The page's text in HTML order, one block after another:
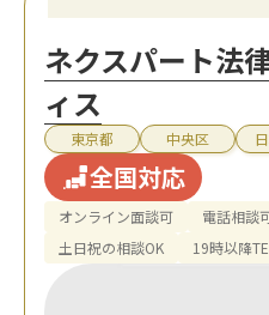
ネクスパート法
ィス
東京都 中央区
全国対応
オンライン面談可 電話相談
土日祝の相談OK
19時以降